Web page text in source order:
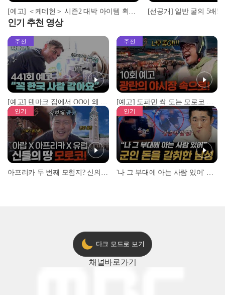
[예고] ＜케데헌＞ 시즌2 대박 아이템 획득?! 하동에서 계속되는 크리스 가족의 정체성
인기 추천 영상
추천
[예고] 덴마크 집에서 OO이 왜 나와...? 이상할 정도로 한국을 사랑하는 우리 형을 제보합니다!
추천
[예고] 도파민 싹 도는 모로코 야시장 투어!
인기 인기
다크 모드로 보기
채널바로가기